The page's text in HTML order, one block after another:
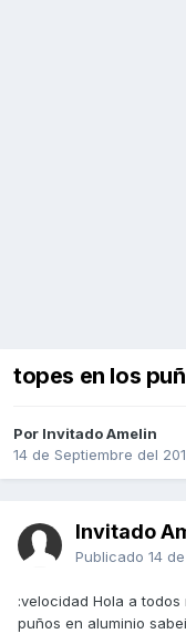
topes en los
Por Invitado Amelin
14 de Septiembre del
Invitado
Publicado 14
:velocidad Hola a
puños en aluminio